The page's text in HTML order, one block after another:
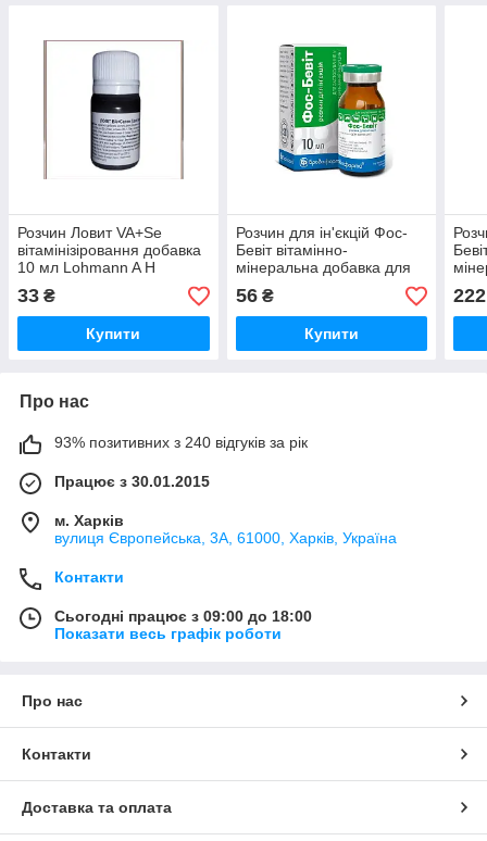
Розчин Ловит VA+Se
вітамінізіровання добавка
10 мл Lohmann A H
33 ₴
Купити
Розчин для ін'єкцій Фос-
Бевіт вітамінно-
мінеральна добавка для
тварин 10 мл
Бровафарма
56₴
Купити
222
Про нас
93% позитивних з 240 відгуків за рік
Працює з 30.01.2015
м. Харків
вулиця Європейська, 3А, 61000, Харків, Україна
Контакти
Сьогодні працює з 09:00 до 18:00
Показати весь графік роботи
Про нас
Контакти
Доставка та оплата